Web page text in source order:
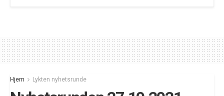
Hjem Lykten nyhetsrunde